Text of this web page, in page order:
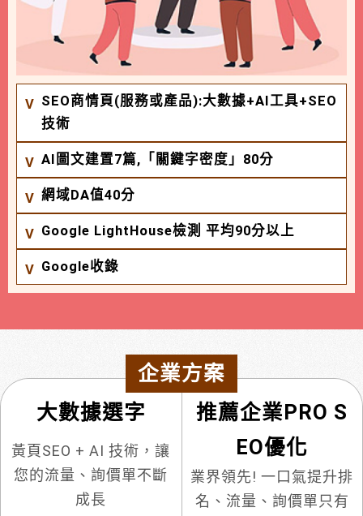
SEO商情頁(服務或產品):大數據+AI工具+SEO
技術
AI圖文建置7篇,「關鍵字密度」80分
網域DA值40分
Google LightHouse檢測 平均90分以上
Google收錄
企業方案
大數據選字
黃頁SEO + AI 技術，讓
您的流量、詢價單不斷
成長
推薦企業PRO S
EO優化
業界領先! 一口氣提升排
名、流量、詢價單只有